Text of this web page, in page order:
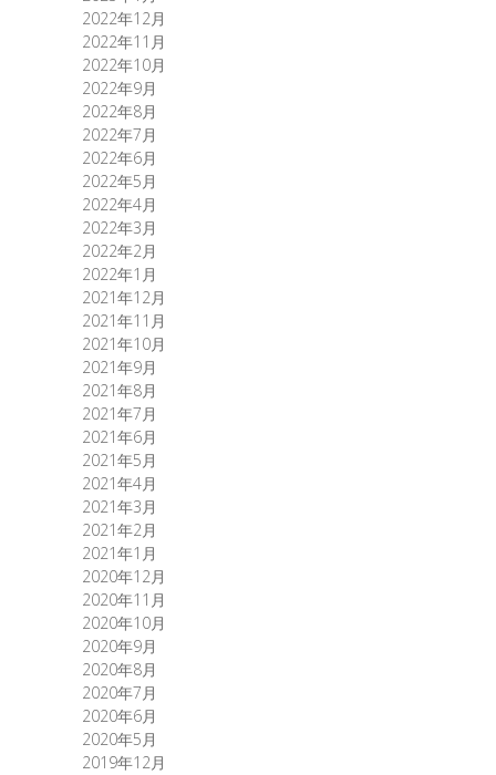
2022年12月
2022年11月
2022年10月
2022年9月
2022年8月
2022年7月
2022年6月
2022年5月
2022年4月
2022年3月
2022年2月
2022年1月
2021年12月
2021年11月
2021年10月
2021年9月
2021年8月
2021年7月
2021年6月
2021年5月
2021年4月
2021年3月
2021年2月
2021年1月
2020年12月
2020年11月
2020年10月
2020年9月
2020年8月
2020年7月
2020年6月
2020年5月
2019年12月